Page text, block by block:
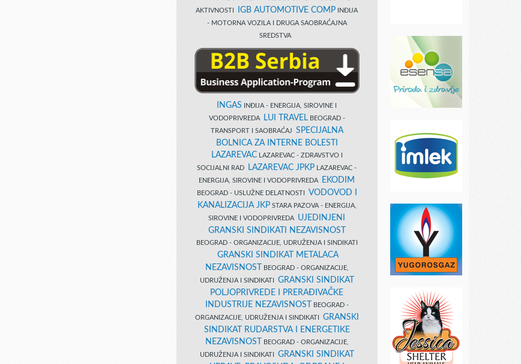
AKTIVNOSTI
IGB AUTOMOTIVE COMP INĐIJA
- MOTORNA VOZILA I DRUGA SAOBRAĆAJNA
SREDSTVA
INGAS INĐIJA - ENERGIJA, SIROVINE I
VODOPRIVREDA
LUI TRAVELBEOGRAD -
TRANSPORT I SAOBRAĆAJ SPECIJALNA
BOLNICA ZA INTERNE BOLESTI
LAZAREVACLAZAREVAC - ZDRAVSTVO I
SOCIJALNI RAD
LAZAREVAC JPKP LAZAREVAC -
ENERGIJA, SIROVINE I VODOPRIVREDA
EKODIM
BEOGRAD - USLUŽNE DELATNOSTI VODOVOD I
KANALIZACIJA JKPSTARA PAZOVA - ENERGIJA,
SIROVINE I VODOPRIVREDA UJEDINJENI
GRANSKI SINDIKATI NEZAVISNOST
BEOGRAD - ORGANIZACIJE, UDRUŽENJA I SINDIKATI
GRANSKI SINDIKAT METALACA
NEZAVISNOST
BEOGRAD - ORGANIZACIJE,
UDRUŽENJA I SINDIKATI GRANSKI SINDIKAT
POLJOPRIVREDE I PRERAĐIVAČKE
INDUSTRIJE NEZAVISNOST
BEOGRAD -
ORGANIZACIJE, UDRUŽENJA I SINDIKATI GRANSKI
SINDIKAT RUDARSTVA I ENERGETIKE
NEZAVISNOST
BEOGRAD - ORGANIZACIJE,
UDRUŽENJA I SINDIKATI GRANSKI SINDIKAT